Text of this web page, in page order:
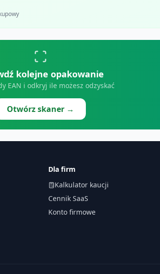
kolejne opakowanie
EAN i odkryj ile możesz odzyskać
Otwórz skaner →
Dla firm
Kalkulator kaucji
Cennik SaaS
Konto firmowe